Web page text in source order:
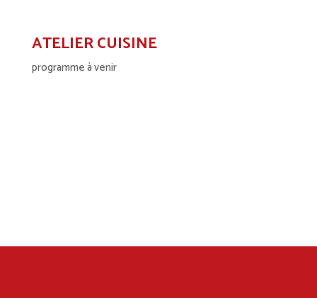
ATELIER CUISINE
programme à venir